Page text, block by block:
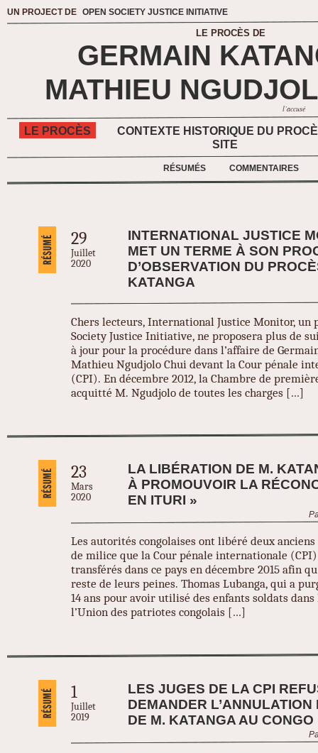
UN PROJECT DE OPEN SOCIETY JUSTICE INITIATIVE
LE PROCÈS DE
GERMAIN
MATHIEU
l’accusé
LE PROCÈS
CONTEXTE HISTORIQUE DU
SITE
RÉSUMÉS COMMENTAIRES
29
Juillet
2020
INTERNATIONAL JUSTICE
MET UN TERME À SON
D’OBSERVATION DU
KATANGA
Chers lecteurs, International Justice Monitor, un
Society Justice Initiative, ne proposera plus de
à jour pour la procédure dans l’affaire de
Mathieu Ngudjolo Chui devant la Cour pénale
(CPI). En décembre 2012, la Chambre de
acquitté M. Ngudjolo de toutes les charges […]
23
Mars
2020
LA LIBÉRATION DE M.
À PROMOUVOIR LA
EN ITURI »
Les autorités congolaises ont libéré deux
de milice que la Cour pénale internationale
transférés dans ce pays en décembre 2015 afin
reste de leurs peines. Thomas Lubanga, qui a
14 ans pour avoir utilisé des enfants soldats
l’Union des patriotes congolais […]
1
Juillet
2019
LES JUGES DE LA CPI
DEMANDER L’ANNULATION
DE M. KATANGA AU CONGO